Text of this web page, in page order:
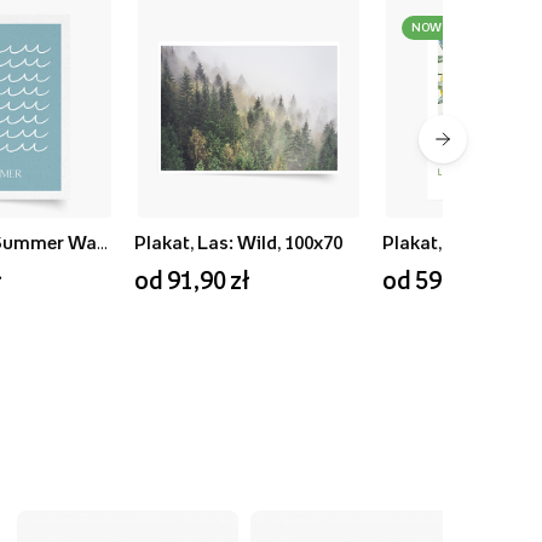
Plakat, Las: Wild, 100x70
od 91,90 zł
NOWOŚĆ
od 59,90 zł